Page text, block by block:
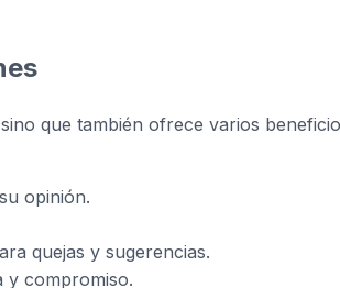
que también ofrece varios
opinión.
quejas y sugerencias.
y compromiso.